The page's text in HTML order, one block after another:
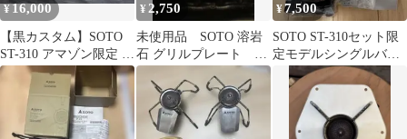
¥16,000
【黒カスタム】SOTO
ST-310 アマゾン限定 ＆
ソマビト ソマノゴトク
¥ 2,750
未使用品 SOTO 溶岩
石 グリルプレート
ST-3102
¥7,500
SOTO ST-310セット限
定モデルシングルバー
ナーST-SA 310DB